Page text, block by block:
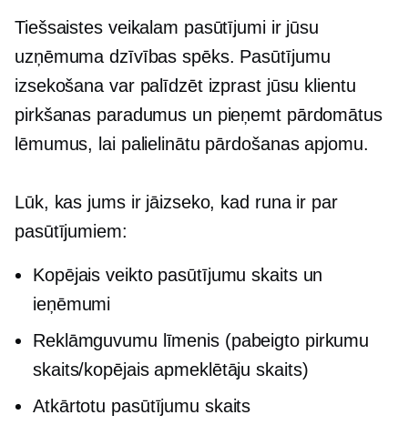
Tiešsaistes veikalam pasūtījumi ir jūsu
uzņēmuma dzīvības spēks. Pasūtījumu
izsekošana var palīdzēt izprast jūsu klientu
pirkšanas paradumus un pieņemt pārdomātus
lēmumus, lai palielinātu pārdošanas apjomu.
Lūk, kas jums ir jāizseko, kad runa ir par
pasūtījumiem:
Kopējais veikto pasūtījumu skaits un
ieņēmumi
Reklāmguvumu līmenis (pabeigto pirkumu
skaits/kopējais apmeklētāju skaits)
Atkārtotu pasūtījumu skaits